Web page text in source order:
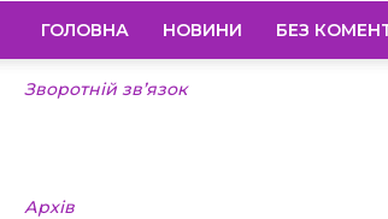
ГОЛОВНА НОВИНИ БЕЗ
Зворотній зв’язок
Архів